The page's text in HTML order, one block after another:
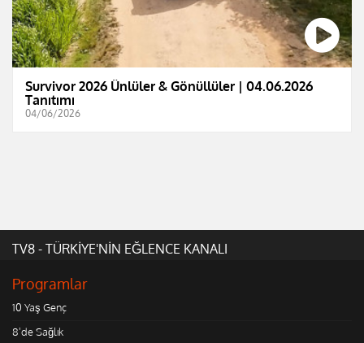
Survivor 2026 Ünlüler & Gönüllüler | 04.06.2026
Tanıtımı
04/06/2026
TV8 - TÜRKİYE'NİN EĞLENCE KANALI
Programlar
10 Yaş Genç
8'de Sağlık